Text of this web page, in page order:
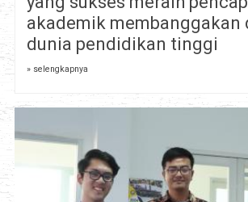
akademik membanggakan
dunia pendidikan tinggi
» selengkapnya